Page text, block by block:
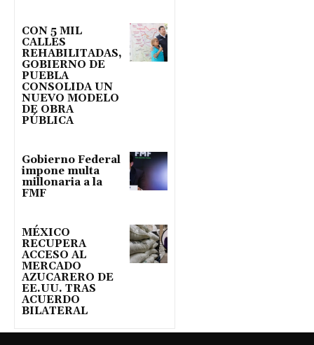
CON 5 MIL
CALLES
REHABILITADAS,
GOBIERNO DE
PUEBLA
CONSOLIDA UN
NUEVO MODELO
DE OBRA
PÚBLICA
Gobierno Federal
impone multa
millonaria a la
FMF
MÉXICO
RECUPERA
ACCESO AL
MERCADO
AZUCARERO DE
EE.UU. TRAS
ACUERDO
BILATERAL